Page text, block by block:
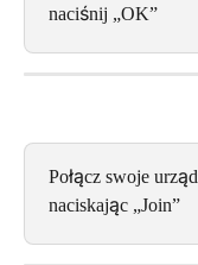
naciśnij „OK”
Połącz swoje
naciskając „Join”